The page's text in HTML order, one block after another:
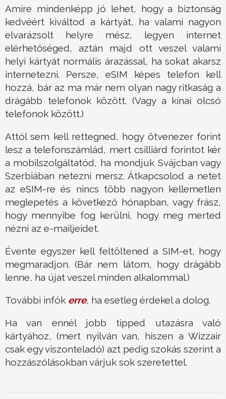
Amire mindenképp jó lehet, hogy a biztonság
kedvéért kiváltod a kártyát, ha valami nagyon
elvarázsolt helyre mész, legyen internet
elérhetőséged, aztán majd ott veszel valami
helyi kártyát normális árazással, ha sokat akarsz
internetezni. Persze, eSIM képes telefon kell
hozzá, bár az ma már nem olyan nagy ritkaság a
drágább telefonok között. (Vagy a kínai olcsó
telefonok között.)
Attól sem kell rettegned, hogy ötvenezer forint
lesz a telefonszámlád, mert csilliárd forintot kér
a mobilszolgáltatód, ha mondjuk Svájcban vagy
Szerbiában netezni mersz. Átkapcsolod a netet
az eSIM-re és nincs több nagyon kellemetlen
meglepetés a következő hónapban, vagy frász,
hogy mennyibe fog kerülni, hogy meg merted
nézni az e-mailjeidet.
Évente egyszer kell feltöltened a SIM-et, hogy
megmaradjon. (Bár nem látom, hogy drágább
lenne, ha újat veszel minden alkalommal.)
További infók erre, ha esetleg érdekel a dolog.
Ha van ennél jobb tipped utazásra való
kártyához, (mert nyilván van, hiszen a Wizzair
csak egy viszonteladó) azt pedig szokás szerint a
hozzászólásokban várjuk sok szeretettel.